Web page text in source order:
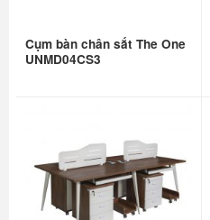
Cụm bàn chân sắt The One
UNMD04CS3